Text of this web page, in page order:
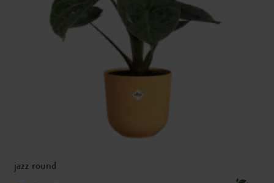
jazz round